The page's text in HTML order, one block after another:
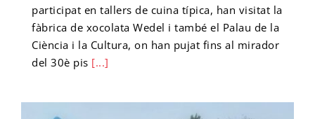
participat en tallers de cuina típica, han visitat la
fàbrica de xocolata Wedel i també el Palau de la
Ciència i la Cultura, on han pujat fins al mirador
del 30è pis [...]